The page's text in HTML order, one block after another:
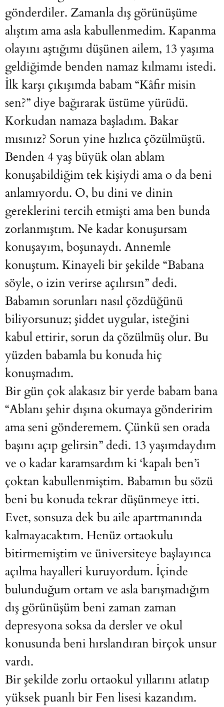
gönderdiler. Zamanla dış görünüşüme
alıştım ama asla kabullenmedim. Kapanma
olayını aştığımı düşünen ailem, 13 yaşıma
geldiğimde benden namaz kılmamı istedi.
İlk karşı çıkışımda babam “Kâfir misin
sen?” diye bağırarak üstüme yürüdü.
Korkudan namaza başladım. Bakar
mısınız? Sorun yine hızlıca çözülmüştü.
Benden 4 yaş büyük olan ablam
konuşabildiğim tek kişiydi ama o da beni
anlamıyordu. O, bu dini ve dinin
gereklerini tercih etmişti ama ben bunda
zorlanmıştım. Ne kadar konuşursam
konuşayım, boşunaydı. Annemle
konuştum. Kinayeli bir şekilde “Babana
söyle, o izin verirse açılırsın” dedi.
Babamın sorunları nasıl çözdüğünü
biliyorsunuz; şiddet uygular, isteğini
kabul ettirir, sorun da çözülmüş olur. Bu
yüzden babamla bu konuda hiç
konuşmadım.
Bir gün çok alakasız bir yerde babam bana
“Ablanı şehir dışına okumaya gönderirim
ama seni gönderemem. Çünkü sen orada
başını açıp gelirsin” dedi. 13 yaşımdaydım
ve o kadar karamsardım ki ‘kapalı ben’i
çoktan kabullenmiştim. Babamın bu sözü
beni bu konuda tekrar düşünmeye itti.
Evet, sonsuza dek bu aile apartmanında
kalmayacaktım. Henüz ortaokulu
bitirmemiştim ve üniversiteye başlayınca
açılma hayalleri kuruyordum. İçinde
bulunduğum ortam ve asla barışmadığım
dış görünüşüm beni zaman zaman
depresyona soksa da dersler ve okul
konusunda beni hırslandıran birçok unsur
vardı.
Bir şekilde zorlu ortaokul yıllarını atlatıp
yüksek puanlı bir Fen lisesi kazandım.